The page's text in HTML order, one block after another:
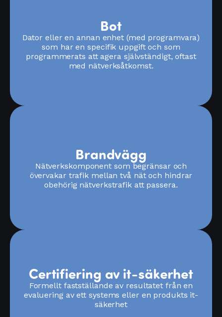
Bot
Dator eller en annan enhet (med programvara)
som har en specifik uppgift och som
programmerats att agera självständigt, oftast
med nätverksåtkomst.
Brandvägg
Nätverkskomponent som begränsar och
övervakar trafik mellan två nät och hindrar
obehörig nätverkstrafik att passera.
Certifiering av it-säkerhet
Formellt fastställande av resultatet från en
evaluering av ett systems eller en produkts it-
säkerhet